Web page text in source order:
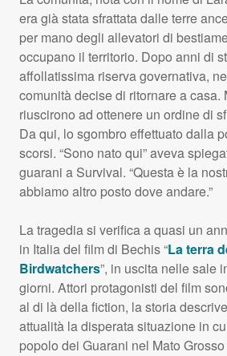
era già stata sfrattata dalle terre
per mano degli allevatori di
occupano il territorio. Dopo anni di
affollatissima riserva governativa,
comunità decise di ritornare a casa.
riuscirono ad ottenere un ordine di
Da qui, lo sgombro effettuato dalla
scorsi. “Sono nato qui” aveva
guarani a Survival. “Questa è la
abbiamo altro posto dove andare.”
La tragedia si verifica a quasi un
in Italia del film di Bechis “La terra
Birdwatchers”, in uscita nelle sale
giorni. Attori protagonisti del film
al di là della fiction, la storia
attualità la disperata situazione in
popolo dei Guarani nel Mato